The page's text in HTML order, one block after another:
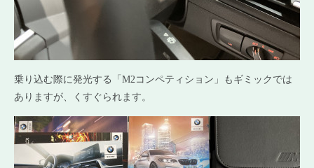
乗り込む際に発光する「M2コンペティション」もギミックでは
ありますが、くすぐられます。